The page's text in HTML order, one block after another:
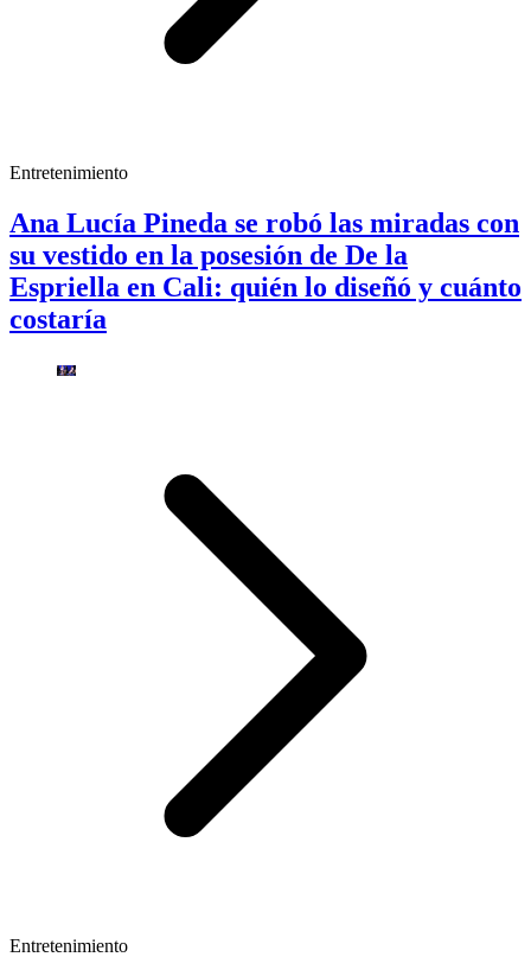
Entretenimiento
Ana Lucía Pineda se robó las miradas con
su vestido en la posesión de De la
Espriella en Cali: quién lo diseñó y cuánto
costaría
Entretenimiento